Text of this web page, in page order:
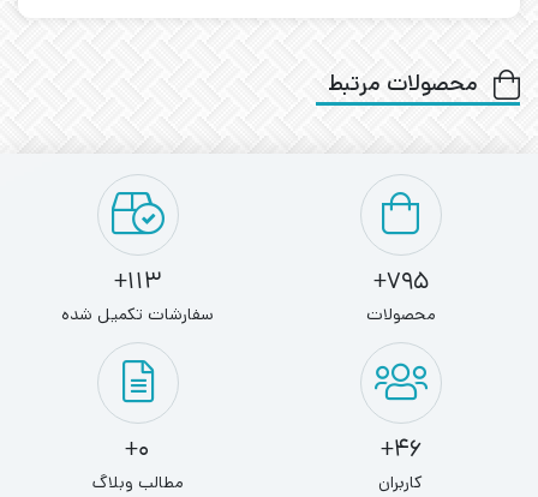
محصولات مرتبط
795+
محصولات
113+
سفارشات تکمیل شده
46+
کاربران
0+
مطالب وبلاگ